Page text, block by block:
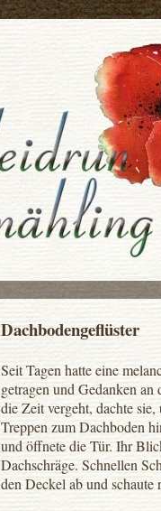
Dachbodengeflüster
Seit Tagen hatte eine
getragen und Gedanken
die Zeit vergeht, dachte
Treppen zum Dachboden
und öffnete die Tür. Ihr
Dachschräge. Schnellen
den Deckel ab und schaute